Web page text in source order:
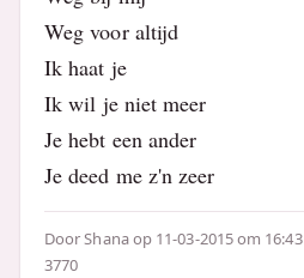
Weg voor altijd
Ik haat je
Ik wil je niet meer
Je hebt een ander
Je deed me z'n zeer
DoorShanaop 11-03-2015 om 16:43
3770